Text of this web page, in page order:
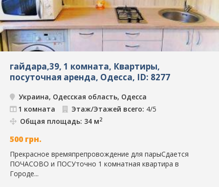
гайдара,39, 1 комната, Квартиры,
посуточная аренда, Одесса, ID: 8277
Украина, Одесская область, Одесса
1 комната
Этаж/Этажей всего: 4/5
Общая площадь: 34 м2
500 грн.
Прекрасное времяпрепровождение для парыСдается
ПОЧАСОВО и ПОСУточно 1 комнатная квартира в
Городе...